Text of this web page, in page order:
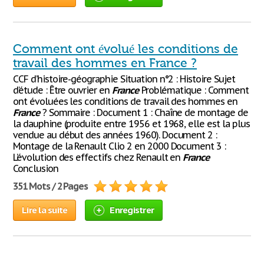
Comment ont évolué les conditions de
travail des hommes en France ?
CCF d’histoire-géographie Situation n°2 : Histoire Sujet
d’étude : Être ouvrier en FranceProblématique : Comment
ont évoluées les conditions de travail des hommes en
France? Sommaire : Document 1 : Chaîne de montage de
la dauphine (produite entre 1956 et 1968, elle est la plus
vendue au début des années 1960). Document 2 :
Montage de la Renault Clio 2 en 2000 Document 3 :
L’évolution des effectifs chez Renault en France
Conclusion
351 Mots / 2 Pages
Lire la suite Enregistrer